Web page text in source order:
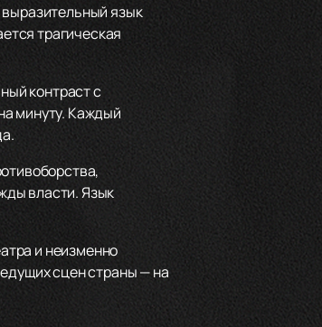
язык
трагическая
контраст с
минуту. Каждый
власти. Язык
и неизменно
сцен страны — на